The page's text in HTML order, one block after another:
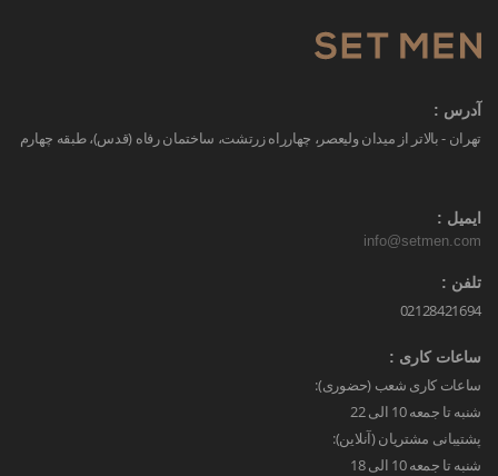
آدرس :
تهران - بالاتر از میدان ولیعصر، چهارراه زرتشت، ساختمان رفاه (قدس)، طبقه چهارم
ایمیل :
info@setmen.com
تلفن :
02128421694
ساعات کاری :
ساعات کاری شعب (حضوری):
شنبه تا جمعه 10 الی 22
پشتیبانی مشتریان (آنلاین):
شنبه تا جمعه 10 الی 18